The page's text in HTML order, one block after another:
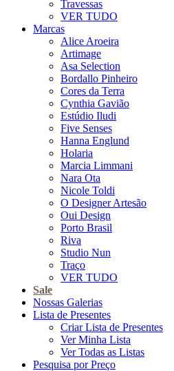
Travessas
VER TUDO
Marcas
Alice Aroeira
Artimage
Asa Selection
Bordallo Pinheiro
Cores da Terra
Cynthia Gavião
Estúdio Iludi
Five Senses
Hanna Englund
Holaria
Marcia Limmani
Nara Ota
Nicole Toldi
O Designer Artesão
Oui Design
Porto Brasil
Riva
Studio Nun
Traço
VER TUDO
Sale
Nossas Galerias
Lista de Presentes
Criar Lista de Presentes
Ver Minha Lista
Ver Todas as Listas
Pesquisa por Preço